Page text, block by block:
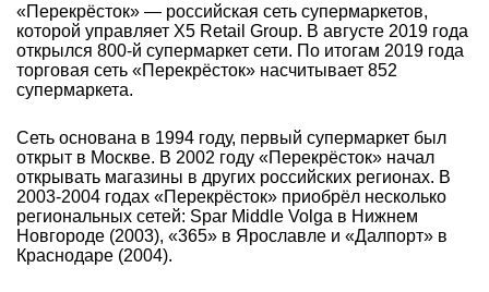
«Перекрёсток» — российская сеть супермаркетов,
которой управляет X5 Retail Group. В августе 2019 года
открылся 800-й супермаркет сети. По итогам 2019 года
торговая сеть «Перекрёсток» насчитывает 852
супермаркета.
Сеть основана в 1994 году, первый супермаркет был
открыт в Москве. В 2002 году «Перекрёсток» начал
открывать магазины в других российских регионах. В
2003-2004 годах «Перекрёсток» приобрёл несколько
региональных сетей: Spar Middle Volga в Нижнем
Новгороде (2003), «365» в Ярославле и «Далпорт» в
Краснодаре (2004).